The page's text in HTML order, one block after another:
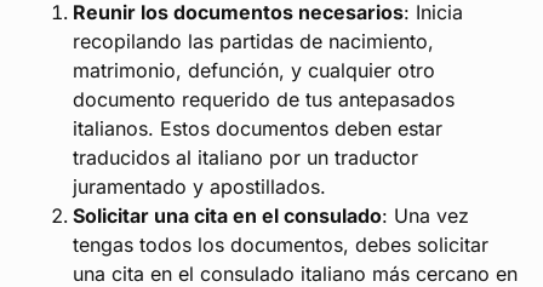
Reunir los documentos necesarios: Inicia
recopilando las partidas de nacimiento,
matrimonio, defunción, y cualquier otro
documento requerido de tus antepasados
italianos. Estos documentos deben estar
traducidos al italiano por un traductor
juramentado y apostillados.
Solicitar una cita en el consulado: Una vez
tengas todos los documentos, debes solicitar
una cita en el consulado italiano más cercano en